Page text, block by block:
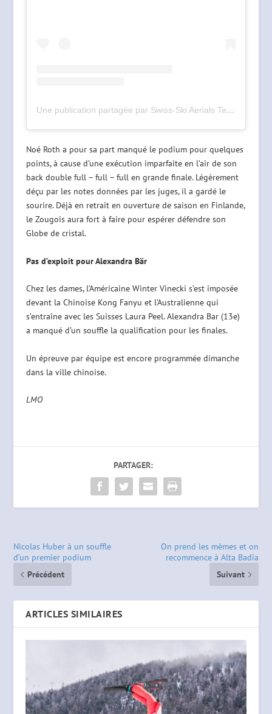
Une publication partagée par Swiss-Ski Aerials Team (@swissaerialsteam)
Noé Roth a pour sa part manqué le podium pour quelques
points, à cause d’une exécution imparfaite en l’air de son
back double full – full – full en grande finale. Légèrement
déçu par les notes données par les juges, il a gardé le
sourire. Déjà en retrait en ouverture de saison en Finlande,
le Zougois aura fort à faire pour espérer défendre son
Globe de cristal.
Pas d’exploit pour Alexandra Bär
Chez les dames, l’Américaine Winter Vinecki s’est imposée
devant la Chinoise Kong Fanyu et l’Australienne qui
s’entraîne avec les Suisses Laura Peel. Alexandra Bar (13e)
a manqué d’un souffle la qualification pour les finales.
Un épreuve par équipe est encore programmée dimanche
dans la ville chinoise.
LMO
PARTAGER:
Nicolas Huber à un souffle
d’un premier podium
Précédent
On prend les mêmes et on
recommence à Alta Badia
Suivant
ARTICLES SIMILAIRES